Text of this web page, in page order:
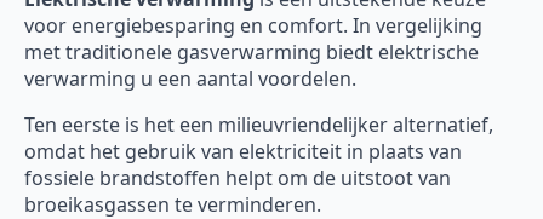
voor energiebesparing en comfort. In vergelijking
met traditionele gasverwarming biedt elektrische
verwarming u een aantal voordelen.
Ten eerste is het een milieuvriendelijker alternatief,
omdat het gebruik van elektriciteit in plaats van
fossiele brandstoffen helpt om de uitstoot van
broeikasgassen te verminderen.